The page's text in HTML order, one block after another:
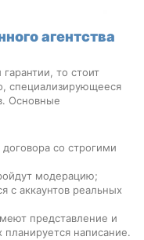
агентства
то стоит
специализирующееся
Основные
со строгими
модерацию;
с аккаунтов реальных
представление и
планируется написание.